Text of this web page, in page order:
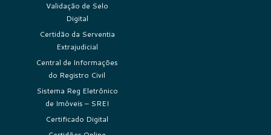
Validação de Selo
Digital
Certidão da Serventia
Extrajudicial
Central de Informações
do Registro Civil
Sistema Reg Eletrônico
de Imóveis – SREI
Certificado Digital